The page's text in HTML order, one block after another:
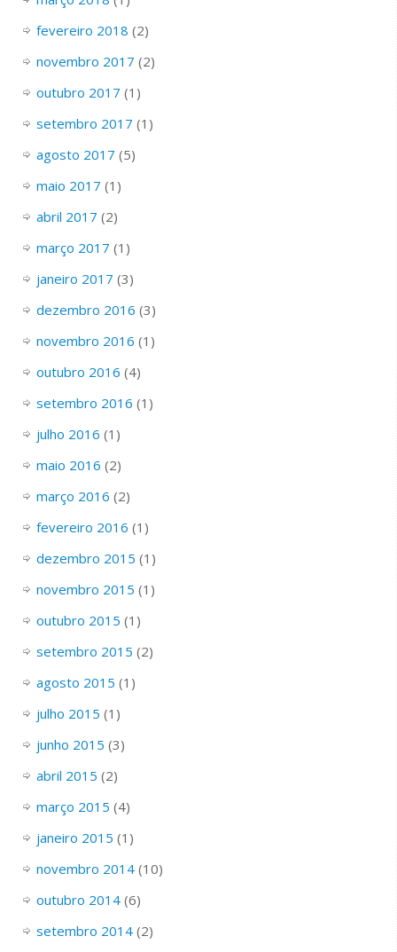
fevereiro 2018 (2)
novembro 2017 (2)
outubro 2017 (1)
setembro 2017 (1)
agosto 2017 (5)
maio 2017 (1)
abril 2017 (2)
março 2017 (1)
janeiro 2017 (3)
dezembro 2016 (3)
novembro 2016 (1)
outubro 2016 (4)
setembro 2016 (1)
julho 2016 (1)
maio 2016 (2)
março 2016 (2)
fevereiro 2016 (1)
dezembro 2015 (1)
novembro 2015 (1)
outubro 2015 (1)
setembro 2015 (2)
agosto 2015 (1)
julho 2015 (1)
junho 2015 (3)
abril 2015 (2)
março 2015 (4)
janeiro 2015 (1)
novembro 2014(10)
outubro 2014(6)
setembro 2014(2)